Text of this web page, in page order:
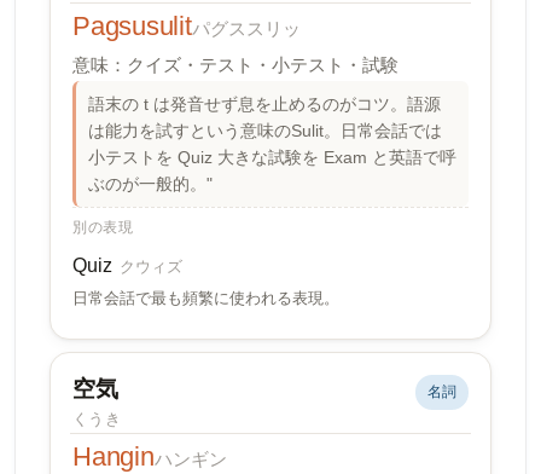
Pagsusulitパグススリッ
意味：クイズ・テスト・小テスト・試験
語末の t は発音せず息を止めるのがコツ。語源
は能力を試すという意味のSulit。日常会話では
小テストを Quiz 大きな試験を Exam と英語で呼
ぶのが一般的。"
別の表現
Quiz クウィズ
日常会話で最も頻繁に使われる表現。
空気
くうき
名詞
Hanginハンギン